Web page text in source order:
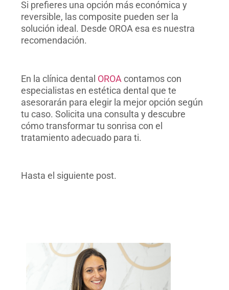
Si prefieres una opción más económica y
reversible, las composite pueden ser la
solución ideal. Desde OROA esa es nuestra
recomendación.
En la clínica dental OROA contamos con
especialistas en estética dental que te
asesorarán para elegir la mejor opción según
tu caso. Solicita una consulta y descubre
cómo transformar tu sonrisa con el
tratamiento adecuado para ti.
Hasta el siguiente post.